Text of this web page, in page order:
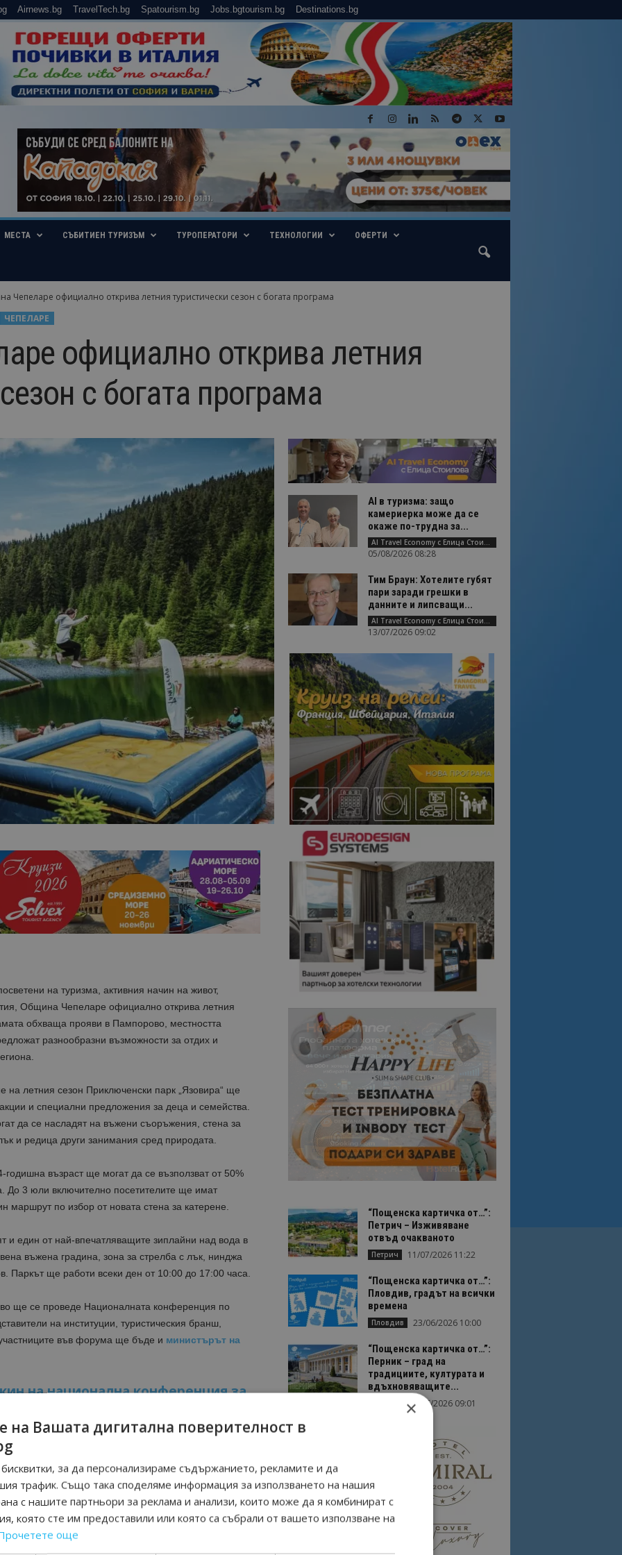
Airnews.bg TravelTech.bg Spatourism.bg Jobs.bgtourism.bg Destinations.bg
МЕСТА СЪБИТИЕН ТУРИЗЪМ ТУРОПЕРАТОРИ ТЕХНОЛОГИИ ОФЕРТИ
Чепеларе официално открива летния туристически сезон с богата програма
ЧЕПЕЛАРЕ
официално открива летния
с богата програма
на туризма, активния начин на живот,
Община Чепеларе официално открива летния
обхваща прояви в Пампорово, местността
разнообразни възможности за отдих и
на летния сезон Приключенски парк „Язовира“ ще
и специални предложения за деца и семейства.
да се насладят на въжени съоръжения, стена за
и редица други занимания сред природата.
възраст ще могат да се възползват от 50%
До 3 юли включително посетителите ще имат
маршрут по избор от новата стена за катерене.
и един от най-впечатляващите зиплайни над вода в
въжена градина, зона за стрелба с лък, нинджа
Паркът ще работи всеки ден от 10:00 до 17:00 часа.
ще се проведе Националната конференция по
на институции, туристическия бранш,
във форума ще бъде и министърът на
на национална конференция за
юни – събота, от 20.30 часа, с празнична програма
ще се изявят Кристиян Янкулов и Биляна
настроение в началото на летния сезон. За гостите
крафт бира, а организаторите обещават
и посетители на града.
и през юли. На 3 и 4 юли 2026 г. Сдружение
AI в туризма: защо
камериерка може да се
окаже по-трудна за...
AI Travel Economy с Елица Стоилова
05/08/2026 08:28
Тим Браун: Хотелите губят
пари заради грешки в
данните и липсващи...
AI Travel Economy с Елица Стоилова
13/07/2026 09:02
“Пощенска картичка от…”:
Петрич – Изживяване
отвъд очакваното
Петрич 11/07/2026 11:22
“Пощенска картичка от…”:
Пловдив, градът на всички
времена
Пловдив 23/06/2026 10:00
“Пощенска картичка от…”:
Перник – град на
традициите, културата и
вдъхновяващите...
17/06/2026 09:01
×
на Вашата дигитална поверителност в
за да персонализираме съдържанието, рекламите и да
трафик. Също така споделяме информация за използването на нашия
с нашите партньори за реклама и анализи, които може да я комбинират с
която сте им предоставили или която са събрали от вашето използване на
още